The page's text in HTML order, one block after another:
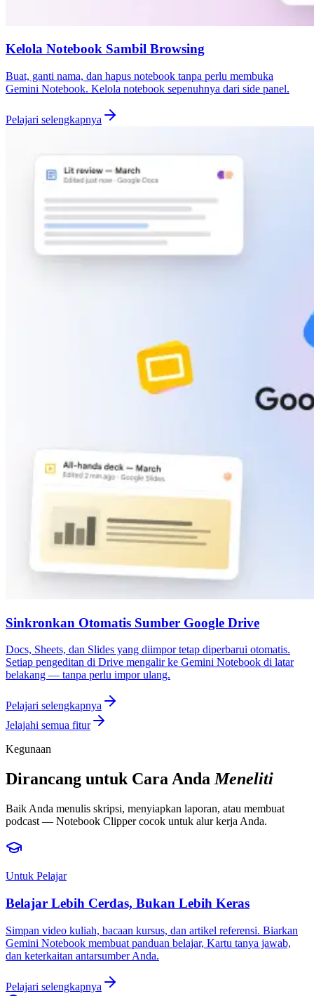
Kelola Notebook Sambil Browsing
Buat, ganti nama, dan hapus notebook tanpa perlu membuka
Gemini Notebook. Kelola notebook sepenuhnya dari side panel.
Pelajari selengkapnya
Sinkronkan Otomatis Sumber Google Drive
Docs, Sheets, dan Slides yang diimpor tetap diperbarui otomatis.
Setiap pengeditan di Drive mengalir ke Gemini Notebook di latar
belakang — tanpa perlu impor ulang.
Pelajari selengkapnya
Jelajahi semua fitur
Kegunaan
Dirancang untuk Cara AndaMeneliti
Baik Anda menulis skripsi, menyiapkan laporan, atau membuat
podcast — Notebook Clipper cocok untuk alur kerja Anda.
Untuk Pelajar
Belajar Lebih Cerdas, Bukan Lebih Keras
Simpan video kuliah, bacaan kursus, dan artikel referensi. Biarkan
Gemini Notebook membuat panduan belajar, Kartu tanya jawab,
dan keterkaitan antarsumber Anda.
Pelajari selengkapnya